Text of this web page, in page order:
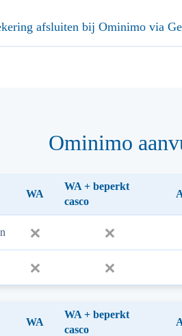
afsluiten bij Ominimo via
Ominimo
WA
WA + beperkt
casco
WA
WA + beperkt
casco